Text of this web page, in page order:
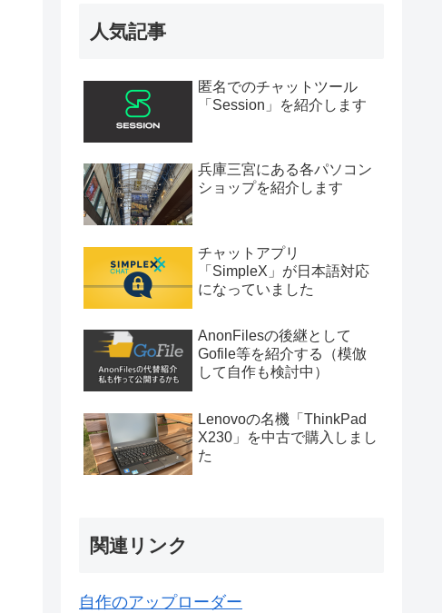
人気記事
匿名でのチャットツール
「Session」を紹介します
兵庫三宮にある各パソコン
ショップを紹介します
チャットアプリ
「SimpleX」が日本語対応
になっていました
AnonFilesの後継として
Gofile等を紹介する（模倣
して自作も検討中）
Lenovoの名機「ThinkPad
X230」を中古で購入しまし
た
関連リンク
自作のアップローダー